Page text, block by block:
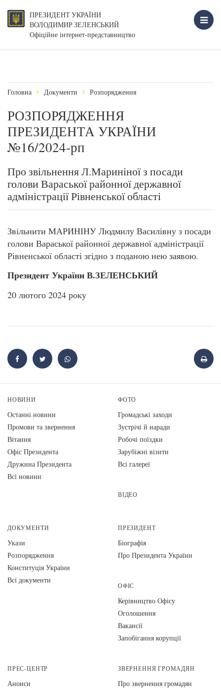
ПРЕЗИДЕНТ УКРАЇНИ
ВОЛОДИМИР ЗЕЛЕНСЬКИЙ
Офіційне інтернет-представництво
Головна Документи Розпорядження
РОЗПОРЯДЖЕННЯ
ПРЕЗИДЕНТА УКРАЇНИ
№16/2024-рп
Про звільнення Л.Мариніної з посади
голови Вараської районної державної
адміністрації Рівненської області
Звільнити МАРИНІНУ Людмилу Василівну з посади
голови Вараської районної державної адміністрації
Рівненської області згідно з поданою нею заявою.
Президент України В.ЗЕЛЕНСЬКИЙ
20 лютого 2024 року
НОВИНИ
Останні новини
Промови та звернення
Вiтання
Офіс Президента
Дружина Президента
Всі новини
ФОТО
Громадські заходи
Зустрічі й наради
Робочі поїздки
Зарубіжні візити
Всі галереї
ВІДЕО
ДОКУМЕНТИ
Укази
Розпорядження
Конституція України
Всі документи
ПРЕЗИДЕНТ
Біографія
Про Президента України
ОФІС
Керівництво Офісу
Оголошення
Вакансії
Запобігання корупції
ПРЕС-ЦЕНТР
Анонси
ЗВЕРНЕННЯ ГРОМАДЯН
Про звернення громадян